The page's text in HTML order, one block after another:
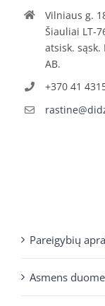
Vilniaus g.
Šiauliai LT-
atsisk. sąsk.
AB.
+370 41
Pareigybių
Asmens